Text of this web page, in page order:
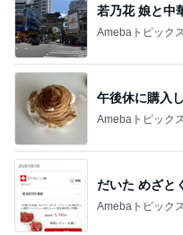
若乃花 娘と中
Amebaトピックス
午後休に購入
Amebaトピックス
だいた めざと
Amebaトピックス